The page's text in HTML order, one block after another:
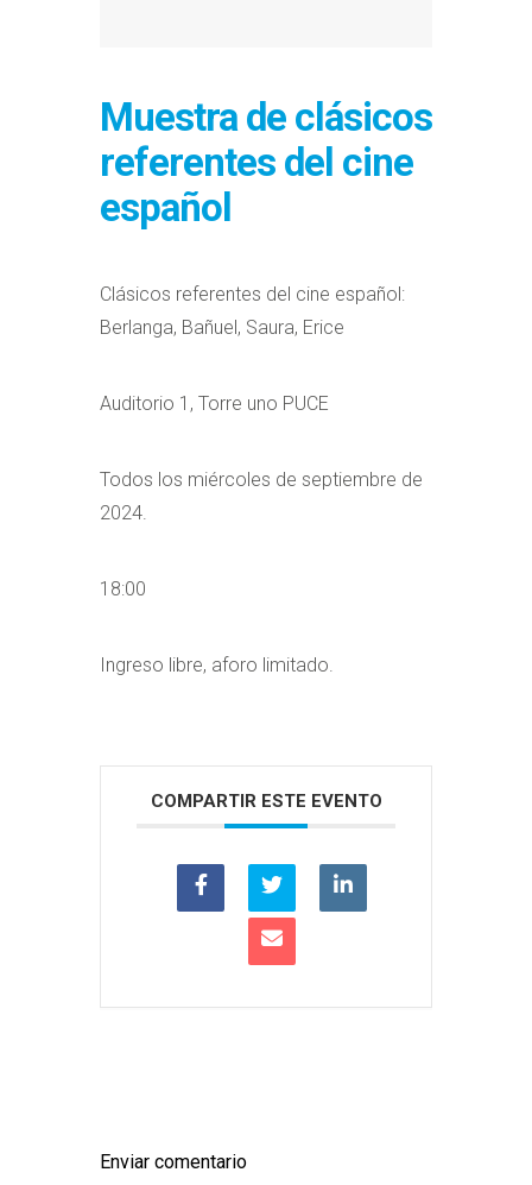
Muestra de clásicos
referentes del cine
español
Clásicos referentes del cine español:
Berlanga, Bañuel, Saura, Erice
Auditorio 1, Torre uno PUCE
Todos los miércoles de septiembre de
2024.
18:00
Ingreso libre, aforo limitado.
COMPARTIR ESTE EVENTO
Enviar comentario